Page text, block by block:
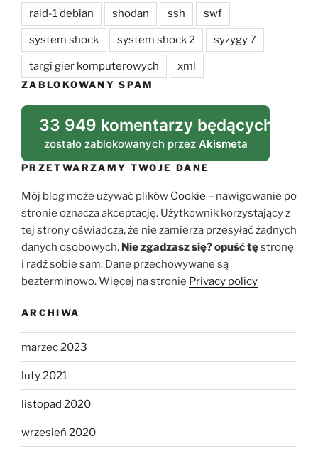
raid-1 debian shodan ssh swf
system shock system shock 2 syzygy 7
targi gier komputerowych xml
ZABLOKOWANY SPAM
33 949 komentarzy będących
zostało zablokowanych przez Akismeta
PRZETWARZAMY TWOJE DANE
Mój blog może używać plików Cookie – nawigowanie po
stronie oznacza akceptację. Użytkownik korzystający z
tej strony oświadcza, że nie zamierza przesyłać żadnych
danych osobowych. Nie zgadzasz się?opuść tęstronę
i radź sobie sam. Dane przechowywane są
bezterminowo. Więcej na stronie Privacy policy
ARCHIWA
marzec 2023
luty 2021
listopad 2020
wrzesień 2020